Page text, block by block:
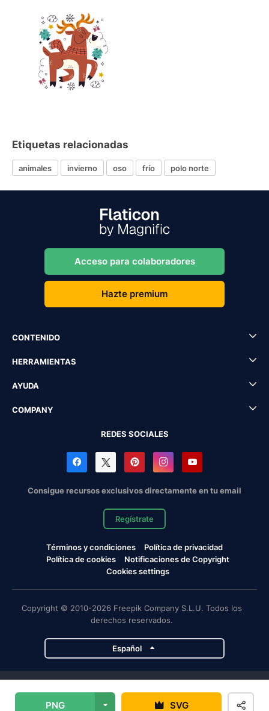
PNG SVG
Etiquetas relacionadas
animales invierno oso frío polo norte
Acceso para colaboradores
Hazte premium
CONTENIDO
HERRAMIENTAS
AYUDA
COMPANY
REDES SOCIALES
Consigue recursos exclusivos directamente en tu email
Regístrate
Términos y condiciones
Política de privacidad
Política de cookies
Notificaciones de Copyright
Cookies settings
Copyright © 2010-2026 Freepik Company S.L.U. Todos los
derechos reservados.
Español